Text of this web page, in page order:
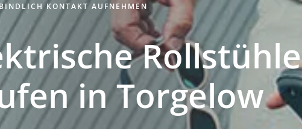
KONTAKT AUFNEHMEN
Rollstühle
inTorgelow